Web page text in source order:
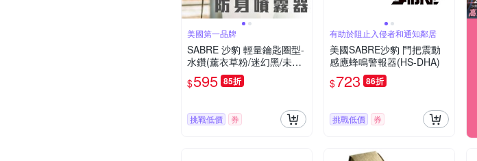
美國第一品牌
SABRE 沙豹 輕量鑰匙圈型-
水鑽(薰衣草粉/迷幻黑/未來
白/活力粉紅/薄荷青)
$595 85折
挑戰低價 券
有助於阻止入侵者和通知鄰居
美國SABRE沙豹 門把震動
感應蜂鳴警報器(HS-DHA)
$723 86折
挑戰低價 券